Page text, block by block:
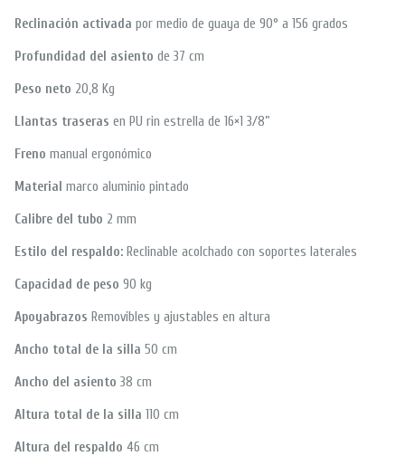
Reclinación activada por medio de guaya de 90° a 156 grados
Profundidad del asiento de 37 cm
Peso neto 20,8 Kg
Llantas traseras en PU rin estrella de 16×1 3/8”
Freno manual ergonómico
Material marco aluminio pintado
Calibre del tubo 2 mm
Estilo del respaldo: Reclinable acolchado con soportes laterales
Capacidad de peso 90 kg
Apoyabrazos Removibles y ajustables en altura
Ancho total de la silla 50 cm
Ancho del asiento 38 cm
Altura total de la silla 110 cm
Altura del respaldo 46 cm